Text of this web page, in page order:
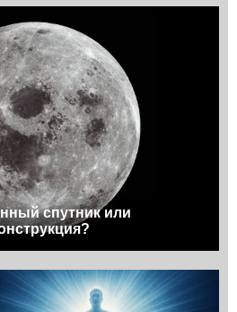
спутник или